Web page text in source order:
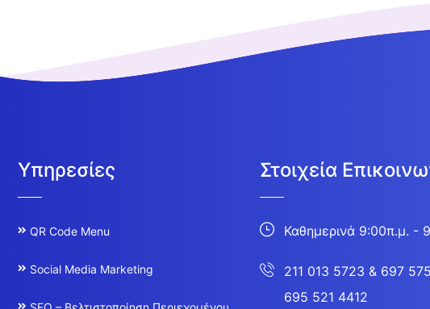
Υπηρεσίες
QR Code Menu
Social Media Marketing
Στοιχεία
Καθημερινά 9:00π.μ. -
211 013 5723 & 697
695 521 4412